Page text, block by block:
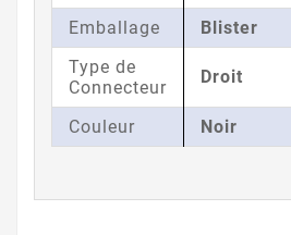
Emballage
Blister
Type de
Connecteur
Droit
Couleur Noir